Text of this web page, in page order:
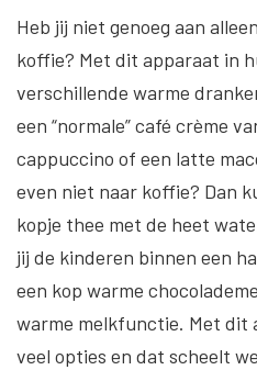
Heb jij niet genoeg aan
koffie? Met dit apparaat in
verschillende warme
een “normale” café crème
cappuccino of een latte
even niet naar koffie? Dan
kopje thee met de heet
jij de kinderen binnen een
een kop warme
warme melkfunctie. Met dit
veel opties en dat scheelt